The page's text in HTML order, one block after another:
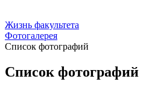
Жизнь факультета
Фотогалерея
Список фотографий
Список фотографий